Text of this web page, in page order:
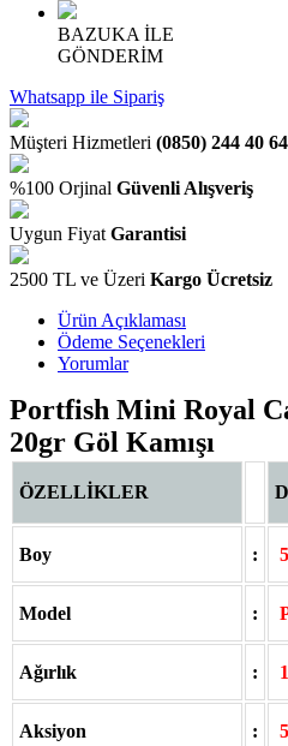
BAZUKA İLE
GÖNDERİM
Whatsapp ile Sipariş
Müşteri Hizmetleri (0850) 244 40 64
%100 Orjinal Güvenli Alışveriş
Uygun Fiyat Garantisi
2500 TL ve Üzeri Kargo Ücretsiz
Ürün Açıklaması
Ödeme Seçenekleri
Yorumlar
Portfish Mini Royal
20gr Göl Kamışı
ÖZELLİKLER
Boy :
Model :
Ağırlık :
Aksiyon :